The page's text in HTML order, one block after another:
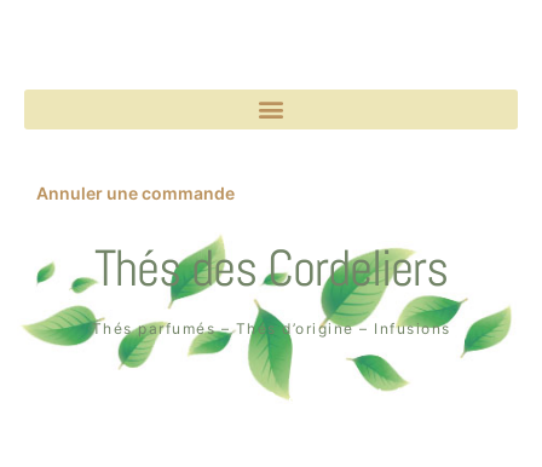
Annuler une commande
Thés des Cordeliers
Thés parfumés – Thés d’origine – Infusions
Boutique un air de thé